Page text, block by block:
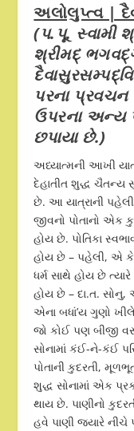
અલોલુપ્ત્વ |
(પ. પૂ. સ્વામી
શ્રીમદ્
પરના પ્રવચન
ઉપરના અન્ય
છપાયા છે.)
અધ્યાત્મની આખી
દેહાતીત શુદ્ધ ચૈતન્ય
છે. આ યાત્રાની
જીવનો પોતાનો એક
હોય છે. પોતિકા
હોય છે – પહેલી, એ કે
ધર્મ સાથે હોય છે
હોય છે – દા.ત.
એના બધાં’ય ગુણો
જો કોઈ પણ બીજી
સોનામાં કંઈ-ને-કંઈ
પોતાની કુદરતી,
શુદ્ધ સોનામાં એક
થાય છે. પાણીનો
હવે પાણી જ્યારે